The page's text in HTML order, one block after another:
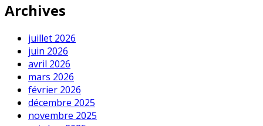
Archives
juillet 2026
juin 2026
avril 2026
mars 2026
février 2026
décembre 2025
novembre 2025